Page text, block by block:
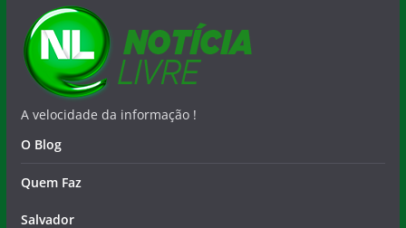
A velocidade da informação !
O Blog
Quem Faz
Salvador